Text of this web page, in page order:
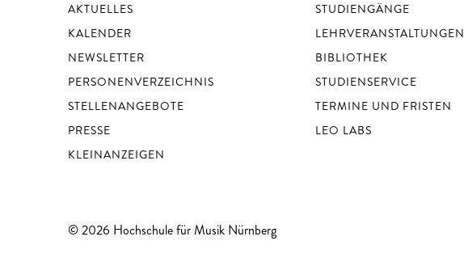
AKTUELLES
KALENDER
NEWSLETTER
PERSONENVERZEICHNIS
STELLENANGEBOTE
PRESSE
KLEINANZEIGEN
STUDIENGÄNGE
LEHRVERANSTALTUNGEN
BIBLIOTHEK
STUDIENSERVICE
TERMINE UND FRISTEN
LEO LABS
© 2026 Hochschule für Musik Nürnberg